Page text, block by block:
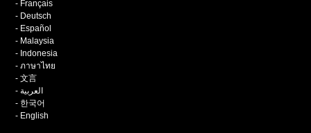
Français
Deutsch
Español
Malaysia
Indonesia
ภาษาไทย
文言
العربية
한국어
English